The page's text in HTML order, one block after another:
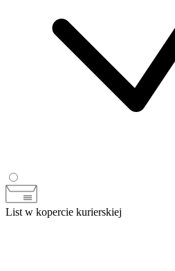
List w kopercie kurierskiej